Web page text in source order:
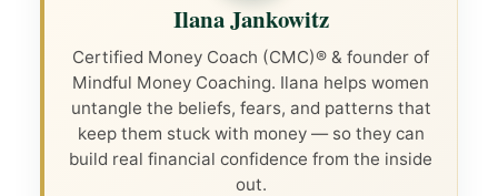
Ilana Jankowitz
Certified Money Coach (CMC)® & founder of
Mindful Money Coaching. Ilana helps women
untangle the beliefs, fears, and patterns that
keep them stuck with money — so they can
build real financial confidence from the inside
out.